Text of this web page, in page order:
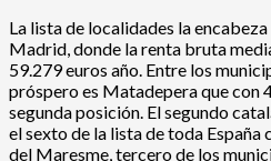
La lista de localidades la
Madrid, donde la renta bruta
59.279 euros año. Entre los
próspero es Matadepera que con
segunda posición. El segundo
el sexto de la lista de toda España
del Maresme, tercero de los